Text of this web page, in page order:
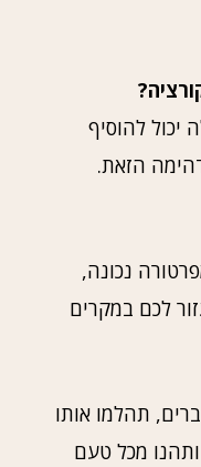
יכול להוסיף
הזאת.
נכונה,
לכם במקרים
תהלמו אותו
מכל טעם